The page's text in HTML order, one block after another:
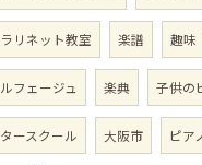
リネット教室 楽譜 趣味
フェージュ 楽典 子供の
ースクール 大阪市 ピア